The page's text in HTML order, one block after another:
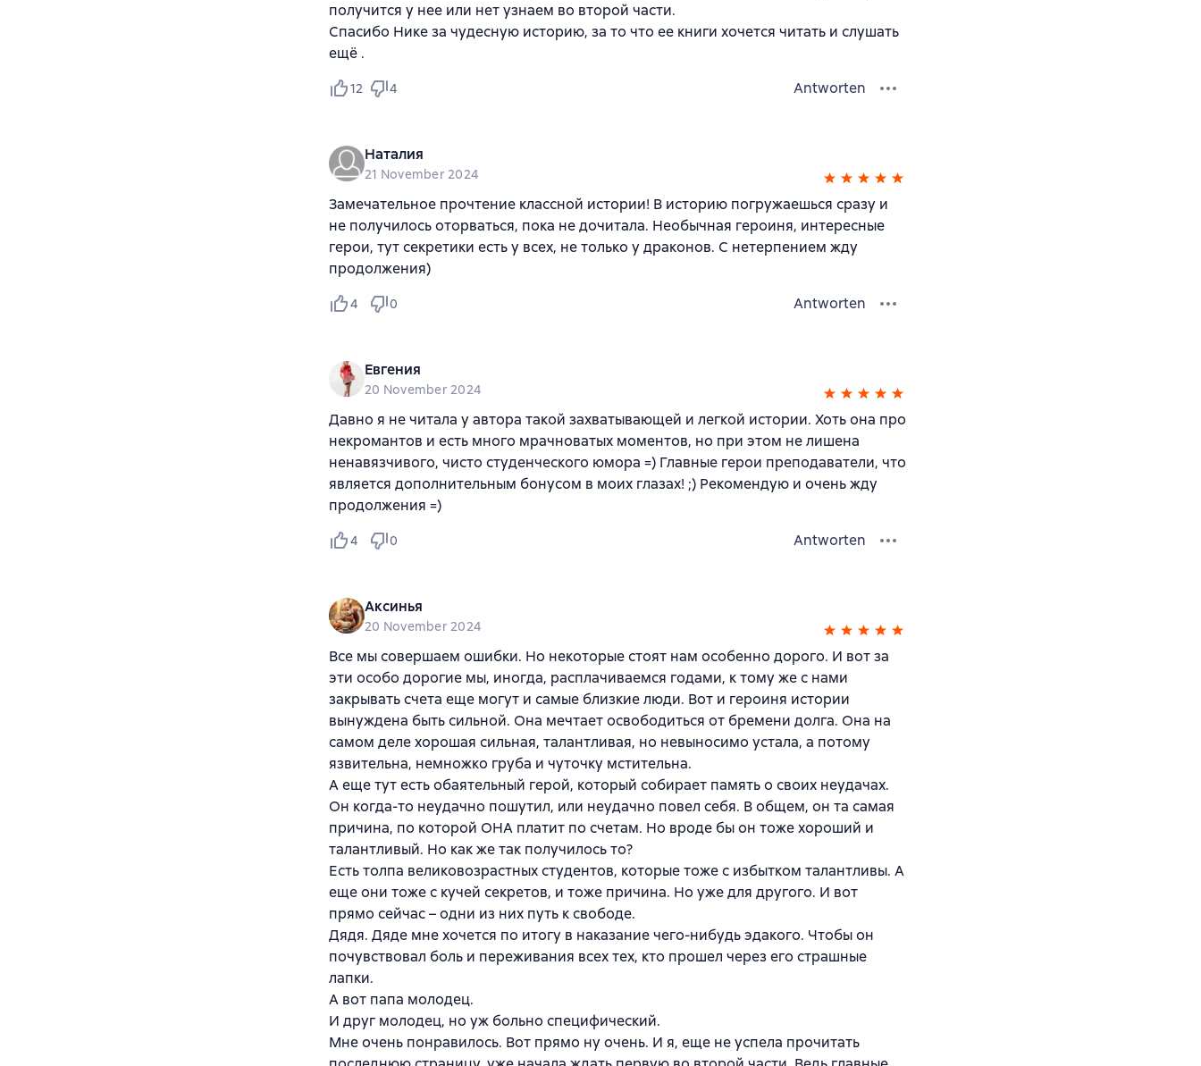
получится у нее или нет узнаем во второй части.
Спасибо Нике за чудесную историю, за то что ее книги хочется читать и слушать
ещё .
12 4 Antworten
Наталия
21 November 2024
Замечательное прочтение классной истории! В историю погружаешься сразу и
не получилось оторваться, пока не дочитала. Необычная героиня, интересные
герои, тут секретики есть у всех, не только у драконов. С нетерпением жду
продолжения)
4 0 Antworten
Евгения
20 November 2024
Давно я не читала у автора такой захватывающей и легкой истории. Хоть она про
некромантов и есть много мрачноватых моментов, но при этом не лишена
ненавязчивого, чисто студенческого юмора =) Главные герои преподаватели, что
является дополнительным бонусом в моих глазах! ;) Рекомендую и очень жду
продолжения =)
4 0 Antworten
Аксинья
20 November 2024
Все мы совершаем ошибки. Но некоторые стоят нам особенно дорого. И вот за
эти особо дорогие мы, иногда, расплачиваемся годами, к тому же с нами
закрывать счета еще могут и самые близкие люди. Вот и героиня истории
вынуждена быть сильной. Она мечтает освободиться от бремени долга. Она на
самом деле хорошая сильная, талантливая, но невыносимо устала, а потому
язвительна, немножко груба и чуточку мстительна.
А еще тут есть обаятельный герой, который собирает память о своих неудачах.
Он когда-то неудачно пошутил, или неудачно повел себя. В общем, он та самая
причина, по которой ОНА платит по счетам. Но вроде бы он тоже хороший и
талантливый. Но как же так получилось то?
Есть толпа великовозрастных студентов, которые тоже с избытком талантливы. А
еще они тоже с кучей секретов, и тоже причина. Но уже для другого. И вот
прямо сейчас – одни из них путь к свободе.
Дядя. Дяде мне хочется по итогу в наказание чего-нибудь эдакого. Чтобы он
почувствовал боль и переживания всех тех, кто прошел через его страшные
лапки.
А вот папа молодец.
И друг молодец, но уж больно специфический.
Мне очень понравилось. Вот прямо ну очень. И я, еще не успела прочитать